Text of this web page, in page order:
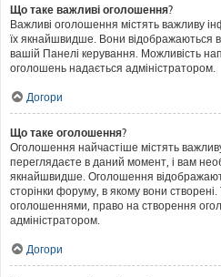
Що таке важливі оголошення?
Важливі оголошення містять важливу
їх якнайшвидше. Вони відображаються
вашій Панелі керування. Можливість
оголошень надається адміністратором.
Догори
Що таке оголошення?
Оголошення найчастіше містять
переглядаєте в даний момент, і вам
якнайшвидше. Оголошення
сторінки форуму, в якому вони
оголошеннями, право на створення
адміністратором.
Догори